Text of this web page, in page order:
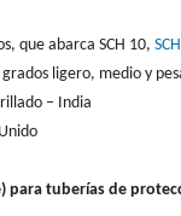
que abarca SCH 10,
ligero, medio y
– India
tuberías de